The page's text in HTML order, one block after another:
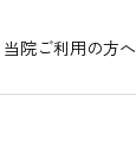
当院ご利用の方へ